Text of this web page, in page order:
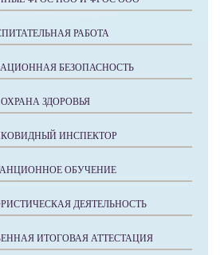
РАБОТА
БЕЗОПАСНОСТЬ
ОХРАНА ЗДОРОВЬЯ
ИНСПЕКТОР
ОБУЧЕНИЕ
ДЕЯТЕЛЬНОСТЬ
ИТОГОВАЯ АТТЕСТАЦИЯ